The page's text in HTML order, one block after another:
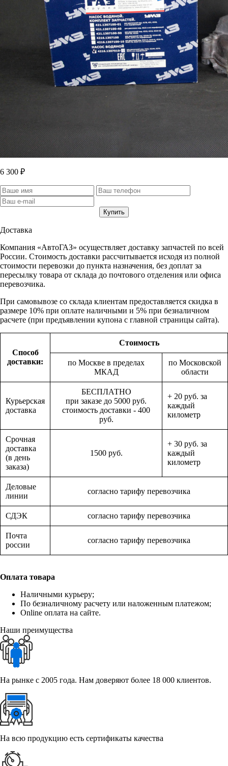
6 300 ₽
Доставка
Компания «АвтоГАЗ» осуществляет доставку запчастей по всей
России. Стоимость доставки рассчитывается исходя из полной
стоимости перевозки до пункта назначения, без доплат за
пересылку товара от склада до почтового отделения или офиса
перевозчика.
При самовывозе со склада клиентам предоставляется скидка в
размере 10% при оплате наличными и 5% при безналичном
расчете (при предъявлении купона с главной страницы сайта).
Способ
доставки:
Стоимость
по Москве в пределах
МКАД
по Московской
области
Курьерская
доставка
БЕСПЛАТНО
при заказе до 5000 руб.
стоимость доставки - 400
руб.
+ 20 руб. за
каждый
километр
Срочная
доставка
(в день
заказа)
1500 руб.
+ 30 руб. за
каждый
километр
Деловые
линии
согласно тарифу перевозчика
СДЭК согласно тарифу перевозчика
Почта
россии
согласно тарифу перевозчика
Оплата товара
Наличными курьеру;
По безналичному расчету или наложенным платежом;
Online оплата на сайте.
Наши преимущества
На рынке с 2005 года. Нам доверяют более 18 000 клиентов.
На всю продукцию есть сертификаты качества